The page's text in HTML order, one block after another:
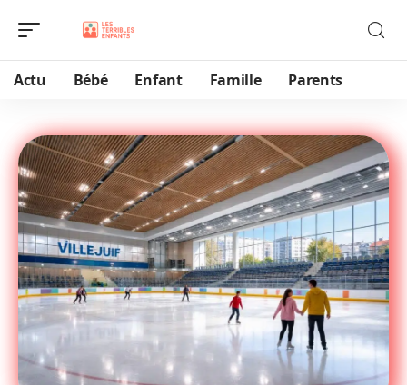
Actu Bébé Enfant Famille Parents